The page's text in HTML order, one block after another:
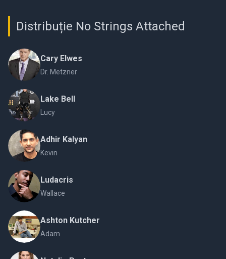
Distribuție No Strings Attached
Cary Elwes
Dr. Metzner
Lake Bell
Lucy
Adhir Kalyan
Kevin
Ludacris
Wallace
Ashton Kutcher
Adam